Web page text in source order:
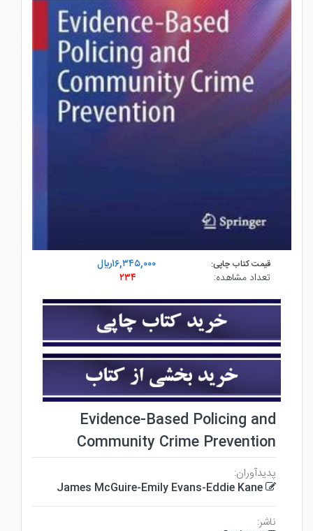
قیمت کتاب چاپی:
۱۶,۳۴۵,۰۰۰ريال
تعداد مشاهده:
۲۳۴
Evidence-Based Policing and
Community Crime Prevention
پدیدآوران:
James McGuire-Emily Evans-Eddie Kane
ناشر: